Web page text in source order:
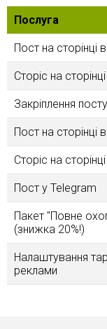
Послуга
Пост на сторінці
Сторіс на
Закріплення
Пост на сторінці
Сторіс на
Пост у Telegram
Пакет "Повне
(знижка 20%!)
Налаштування
реклами